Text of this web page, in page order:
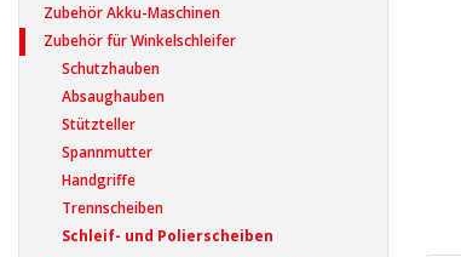
Zubehör Akku-Maschinen
Zubehör für Winkelschleifer
Schutzhauben
Absaughauben
Stützteller
Spannmutter
Handgriffe
Trennscheiben
Schleif- und Polierscheiben